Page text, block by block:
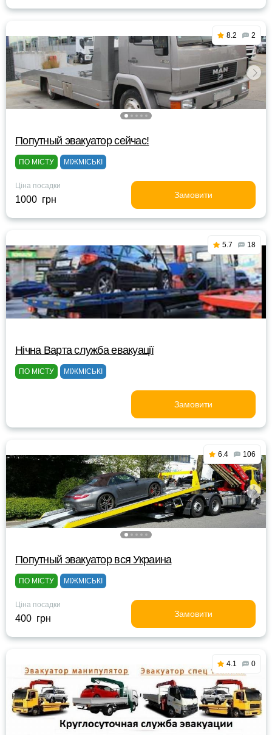
8.2 2
Попутный эвакуатор сейчас!
ПО МІСТУ МІЖМІСЬКІ
Ціна посадки
1000 грн Замовити
5.7 18
Нічна Варта служба евакуації
ПО МІСТУ МІЖМІСЬКІ
Замовити
6.4 106
Попутный эвакуатор вся Украина
ПО МІСТУ МІЖМІСЬКІ
Ціна посадки
400 грн Замовити
4.1 0